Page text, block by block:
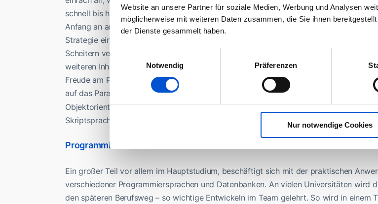
Website an unsere Partner für soziale Medien, Werbung und Analysen
möglicherweise mit weiteren Daten zusammen, die Sie ihnen
der Dienste gesammelt haben.
Einwilligungsauswahl
Notwendig
Präferenzen
Nur notwendige Cookies
schnell bis hin zu spezielleren mathematischen Problemstellungen. Hier ist es
Anfang an am Ball zu bleiben und nach Möglichkeit jede Vorlesung und jedes Tutorium
Strategie einfach alles zum Ende des Semesters für eine Klausur zu lernen ist hier
Scheitern verurteilt. Denn diese mathematischen Kenntnisse sind eine
weiteren Inhalte, die während des Studiums vermittelt werden. Wer Informatik
Freude am Programmieren haben. In den meisten aktuellen Studiengängen wird ein
auf das Paradigma der „Objektorientierten Programmierung“ gelegt. Der bekannteste
Objektorientierten Programmierung ist sicherlichJava, aber auch andere
Skriptsprachen wie PHP und viele weitere haben sich mittlerweile für dieses
Programmieren lernen und anwenden
Ein großer Teil vor allem im Hauptstudium, beschäftigt sich mit der praktischen
verschiedener Programmiersprachen und Datenbanken. An vielen Universitäten wird
den späteren Berufsweg – so wichtige Entwickeln im Team gelehrt. So wird in einem